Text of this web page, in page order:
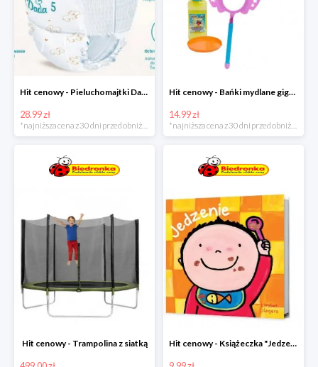
Hit cenowy - Pieluchomajtki Dada Pants
28.99 zł
Hit cenowy - Bańki mydlane gigant lub płyn uzupełniający
14.99 zł
Hit cenowy - Trampolina z siatką Hit cenowy - Książeczka "Jedzenie"